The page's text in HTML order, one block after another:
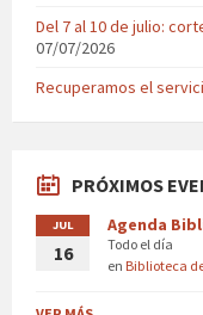
Del 7 al 10 de julio:
07/07/2026
Recuperamos el
PRÓXIMOS
JUL
16
Agenda
Todo el día
en Biblioteca